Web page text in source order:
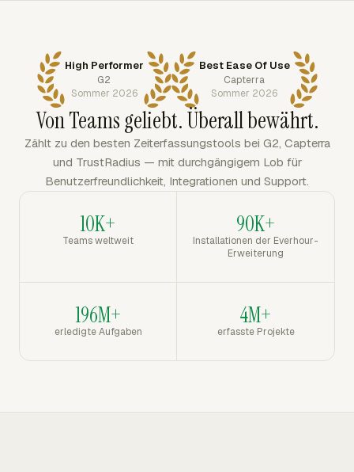
High Performer
G2
Sommer 2026
Best Ease Of Use
Capterra
Sommer 2026
Von Teams geliebt. Überall bewährt.
Zählt zu den besten Zeiterfassungstools bei G2, Capterra
und TrustRadius — mit durchgängigem Lob für
Benutzerfreundlichkeit, Integrationen und Support.
10K+
Teams weltweit
90K+
Installationen der Everhour-
Erweiterung
196M+
erledigte Aufgaben
4M+
erfasste Projekte